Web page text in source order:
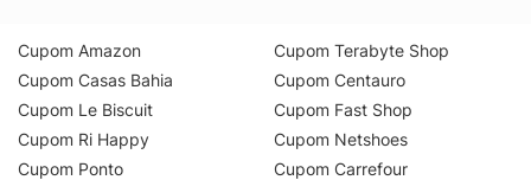
Cupom Amazon
Cupom Casas Bahia
Cupom Le Biscuit
Cupom Ri Happy
Cupom Ponto
Cupom Terabyte Shop
Cupom Centauro
Cupom Fast Shop
Cupom Netshoes
Cupom Carrefour